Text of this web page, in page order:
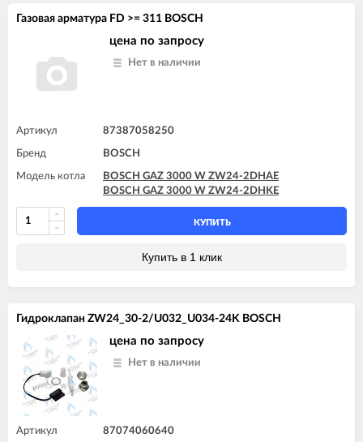
Газовая арматура FD >= 311 BOSCH
цена по запросу
Нет в наличии
Артикул 87387058250
Бренд BOSCH
Модель котла
BOSCH GAZ 3000 W ZW24-2DHAE
BOSCH GAZ 3000 W ZW24-2DHKE
КУПИТЬ
Купить в 1 клик
Гидроклапан ZW24_30-2/U032_U034-24K BOSCH
цена по запросу
Нет в наличии
Артикул 87074060640